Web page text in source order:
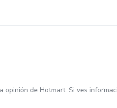
de Hotmart. Si ves